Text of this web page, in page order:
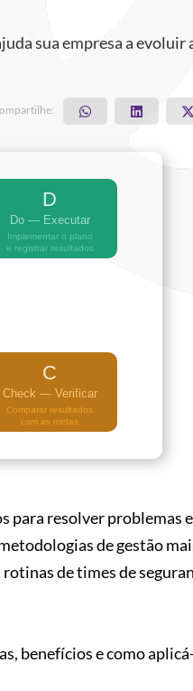
sua empresa a evoluir
para resolver problemas
de gestão
de times de
benefícios e como